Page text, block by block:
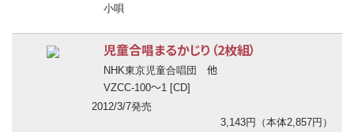
小唄
児童合唱まるかじり（2枚組）
NHK東京児童合唱団 他
VZCC-100〜1 [CD]
2012/3/7発売
3,143円（本体2,857円）